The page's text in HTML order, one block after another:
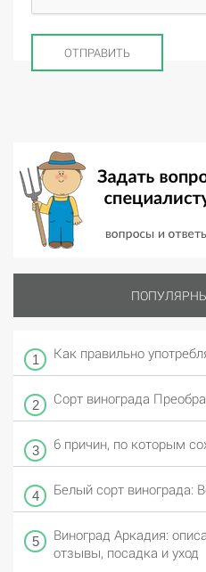
Как правильно
Сорт винограда
6 причин, по которым
Белый сорт винограда:
Виноград Аркадия:
отзывы, посадка и уход